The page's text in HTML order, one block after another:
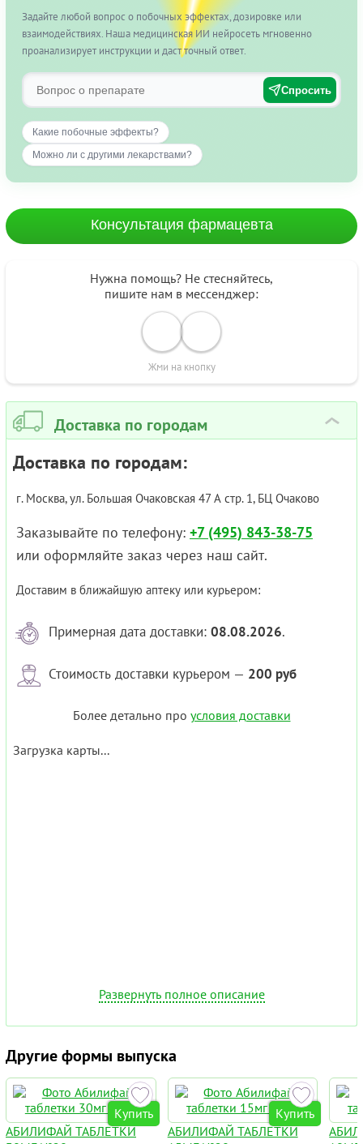
Задайте любой вопрос о побочных эффектах, дозировке или
взаимодействиях. Наша медицинская ИИ нейросеть мгновенно
проанализирует инструкции и даст точный ответ.
Спросить
Какие побочные эффекты?
Можно ли с другими лекарствами?
Консультация фармацевта
Нужна помощь? Не стесняйтесь,
пишите нам в мессенджер:
Жми на кнопку
Доставка по городам ›
Доставка по городам:
г. Москва, ул. Большая Очаковская 47 А стр. 1, БЦ Очаково
Заказывайте по телефону: +7 (495) 843-38-75
или оформляйте заказ через наш сайт.
Доставим в ближайшую аптеку или курьером:
Примерная дата доставки: 08.08.2026.
Стоимость доставки курьером — 200 руб
Более детально про условия доставки
Загрузка карты...
Развернуть полное описание
Другие формы выпуска
Купить
АБИЛИФАЙ ТАБЛЕТКИ
Купить
АБИЛИФАЙ ТАБЛЕТКИ